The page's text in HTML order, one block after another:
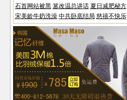
石首网站被黑 篡改温总讲话 夏日减肥秘方
宋美龄牛奶洗澡 中共卧底结局 慈禧不快乐